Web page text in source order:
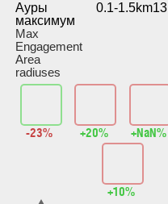
Ауры
максимум
Max
Engagement
Area
radiuses
0.1-1.5km13
-23% +20% +NaN%
+10%